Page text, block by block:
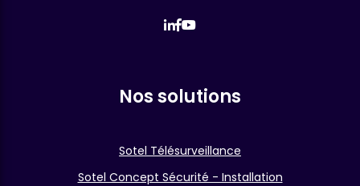
Nos solutions
Sotel Télésurveillance
Sotel Concept Sécurité - Installation